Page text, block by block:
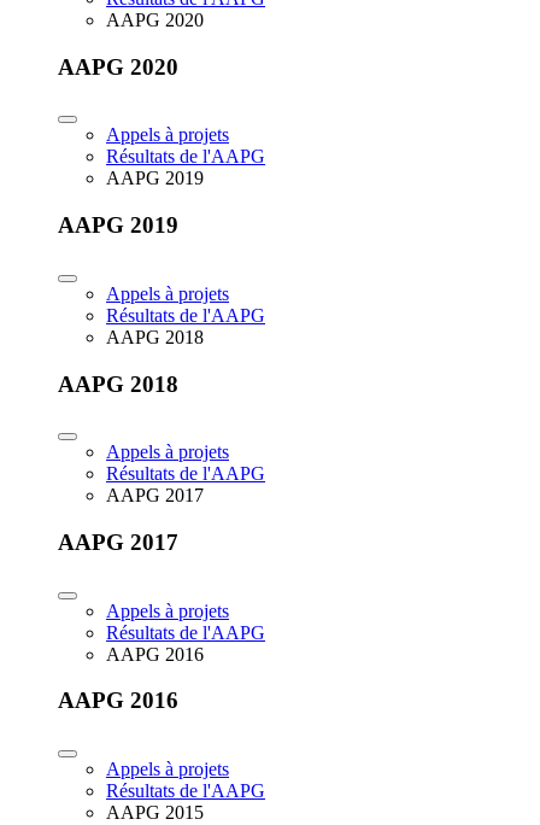
AAPG 2020
AAPG 2020
Appels à projets
Résultats de l'AAPG
AAPG 2019
AAPG 2019
Appels à projets
Résultats de l'AAPG
AAPG 2018
AAPG 2018
Appels à projets
Résultats de l'AAPG
AAPG 2017
AAPG 2017
Appels à projets
Résultats de l'AAPG
AAPG 2016
AAPG 2016
Appels à projets
Résultats de l'AAPG
AAPG 2015